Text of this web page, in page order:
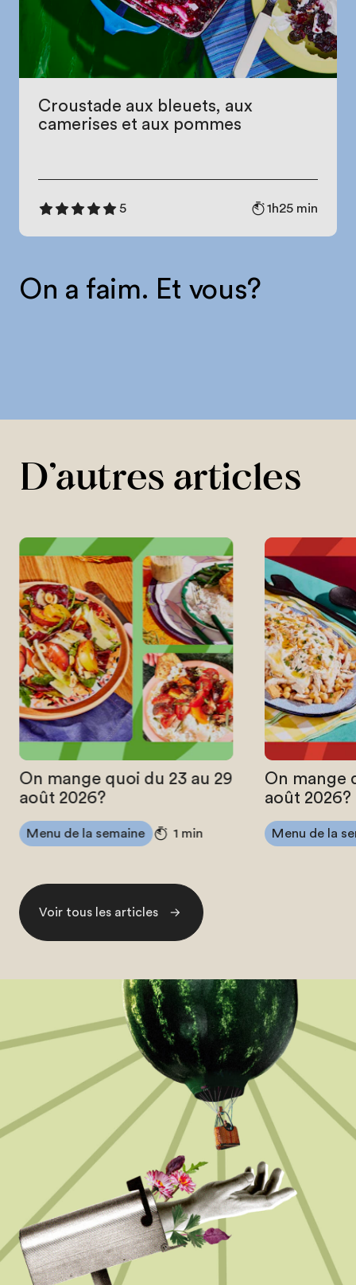
Croustade aux bleuets, aux
camerises et aux pommes
5 1h25 min
On a faim. Et vous?
D’autres articles
On mange quoi du 23 au 29
août 2026?
Menu de la semaine 1 min
On mange
août 2026?
Menu de la
Voir tous les articles